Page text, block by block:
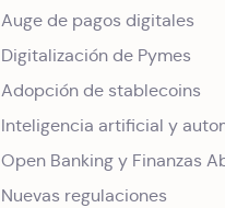
Auge de pagos digitales
Digitalización de Pymes
Adopción de stablecoins
Inteligencia artificial y
Open Banking y Finanzas
Nuevas regulaciones